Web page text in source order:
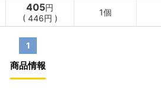
405円
( 446円 )
1個
1
商品情報